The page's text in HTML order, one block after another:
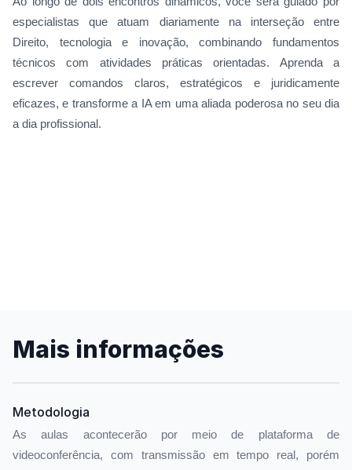
especialistas que atuam diariamente na interseção entre
Direito, tecnologia e inovação, combinando fundamentos
técnicos com atividades práticas orientadas. Aprenda a
escrever comandos claros, estratégicos e juridicamente
eficazes, e transforme a IA em uma aliada poderosa no seu dia
a dia profissional.
Mais informações
Metodologia
As aulas acontecerão por meio de plataforma de
videoconferência, com transmissão em tempo real, porém